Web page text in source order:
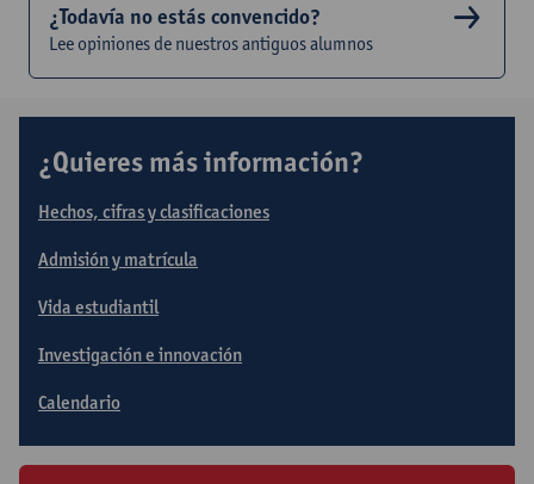
¿Todavía no estás convencido?
Lee opiniones de nuestros antiguos alumnos
¿Quieres más información?
Hechos, cifras y clasificaciones
Admisión y matrícula
Vida estudiantil
Investigación e innovación
Calendario